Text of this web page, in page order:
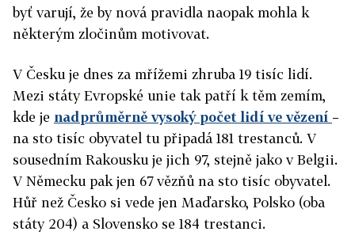
byť varují, že by nová pravidla naopak mohla k
některým zločinům motivovat.
V Česku je dnes za mřížemi zhruba 19 tisíc lidí.
Mezi státy Evropské unie tak patří k těm zemím,
kde je nadprůměrně vysoký počet lidí ve vězení –
na sto tisíc obyvatel tu připadá 181 trestanců. V
sousedním Rakousku je jich 97, stejně jako v Belgii.
V Německu pak jen 67 vězňů na sto tisíc obyvatel.
Hůř než Česko si vede jen Maďarsko, Polsko (oba
státy 204) a Slovensko se 184 trestanci.